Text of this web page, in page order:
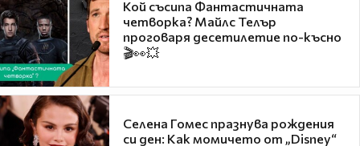
Кой съсипа Фантастичната
четворка? Майлс Телър
проговаря десетилетие по-късно
🎬👀💥
Селена Гомес празнува рождения
си ден: Как момичето от „Disney“